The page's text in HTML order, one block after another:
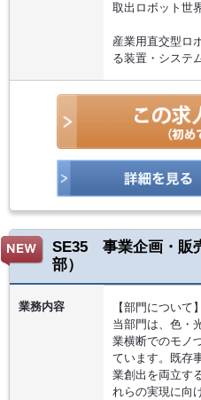
取出ロボット世
産業用直交型ロ
る装置・システ
SE35 事業企画・販
部）
業務内容
【部門について】
当部門は、色・
業横断でのモノ
ています。既存
業創出を両立す
れらの実現に向